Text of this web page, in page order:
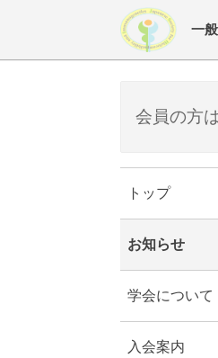
一
会員の方
トップ
お知らせ
学会について
入会案内